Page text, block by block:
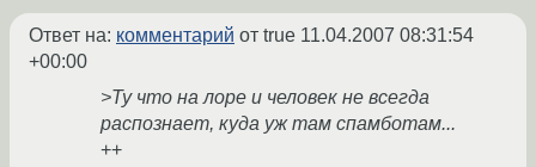
Ответ на: комментарий от true 11.04.2007 08:31:54
+00:00
>Ту что на лоре и человек не всегда
распознает, куда уж там спамботам...
++